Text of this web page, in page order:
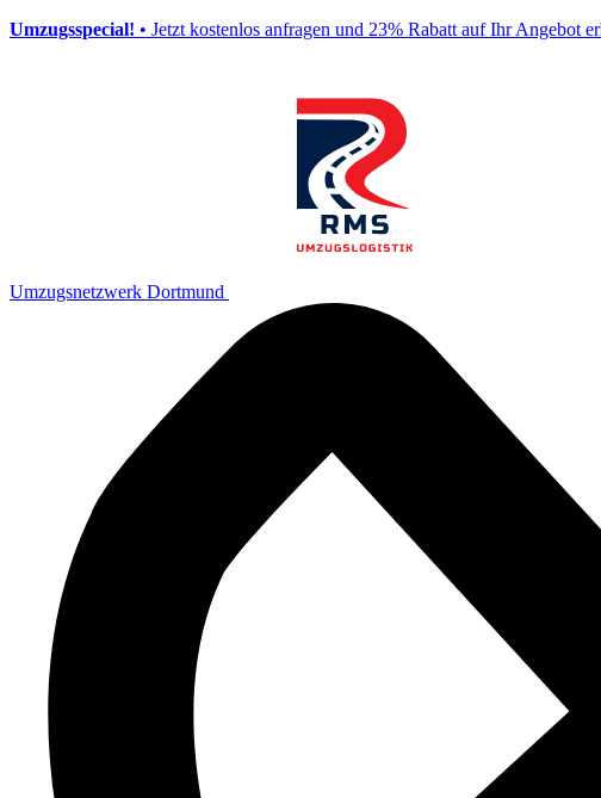
Umzugsspecial! • Jetzt kostenlos anfragen und 23% Rabatt auf Ihr Angebot
Umzugsnetzwerk Dortmund